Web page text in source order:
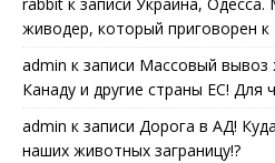
живодер, который приговорен
admin к записи Массовый вывоз
Канаду и другие страны ЕС! Для
admin к записи Дорога в АД!
наших животных заграницу!?